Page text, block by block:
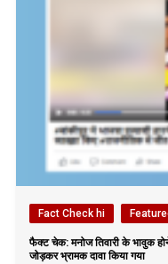
Fact Check hi
फैक्ट चेक: मनोज तिवारी के भावुक
जोड़कर भ्रामक दावा किया गया